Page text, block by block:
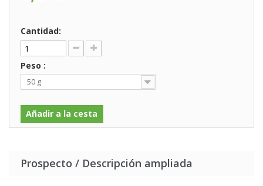
Cantidad:
Peso :
50 g
Añadir a la cesta
Prospecto / Descripción ampliada